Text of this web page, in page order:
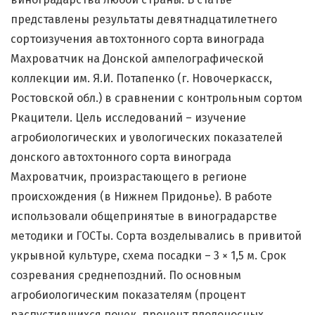
представлены результаты девятнадцатилетнего
сортоизучения автохтонного сорта винограда
Махроватчик на Донской ампелографической
коллекции им. Я.И. Потапенко (г. Новочеркасск,
Ростовской обл.) в сравнении с контрольным сортом
Ркацители. Цель исследований – изучение
агробиологических и увологических показателей
донского автохтонного сорта винограда
Махроватчик, произрастающего в регионе
происхождения (в Нижнем Придонье). В работе
использовали общепринятые в виноградарстве
методики и ГОСТы. Сорта возделывались в привитой
укрывной культуре, схема посадки – 3 × 1,5 м. Срок
созревания среднепоздний. По основным
агробиологическим показателям (процент